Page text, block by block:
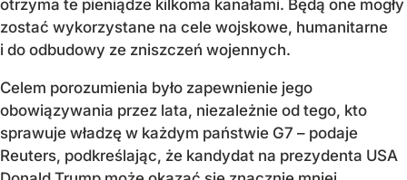
otrzyma te pieniądze kilkoma kanałami. Będą one mogły
zostać wykorzystane na cele wojskowe, humanitarne
i do odbudowy ze zniszczeń wojennych.
Celem porozumienia było zapewnienie jego
obowiązywania przez lata, niezależnie od tego, kto
sprawuje władzę w każdym państwie G7 – podaje
Reuters, podkreślając, że kandydat na prezydenta USA